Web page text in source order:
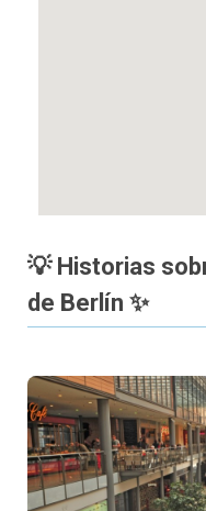
💡 Historias
de Berlín ✨